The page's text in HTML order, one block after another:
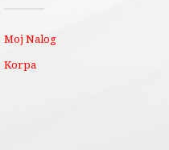
Moj Nalog
Korpa